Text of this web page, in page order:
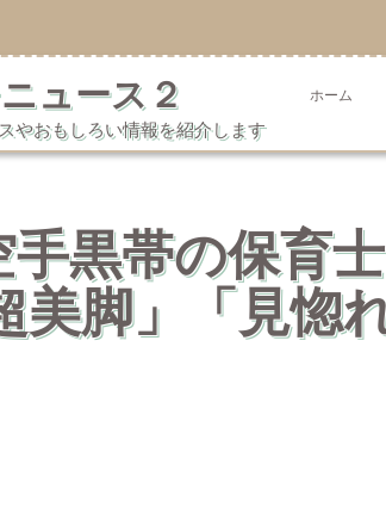
ュース２
やおもしろい情報を紹介します
ホーム
手黒帯の保育
美脚」「見惚